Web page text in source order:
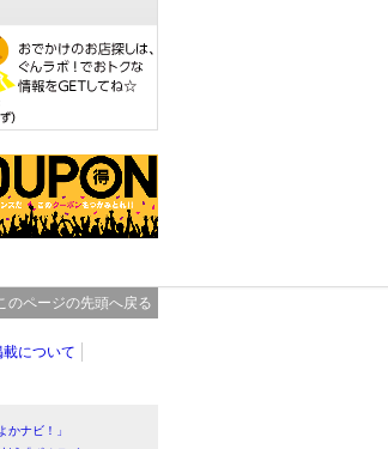
のページの先頭へ戻る
載について
かナビ！」